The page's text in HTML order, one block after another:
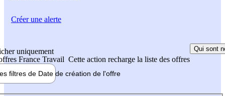
uniquement
France Travail Cette action recharge la liste des offres
Qui sont
filtres de Date de création de l'offre
Créer une alerte